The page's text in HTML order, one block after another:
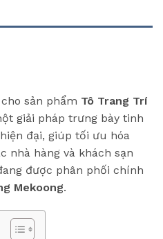
sản phẩm Tô Trang Trí
giải pháp trưng bày tinh
đại, giúp tối ưu hóa
nhà hàng và khách sạn
được phân phối chính
Mekoong.